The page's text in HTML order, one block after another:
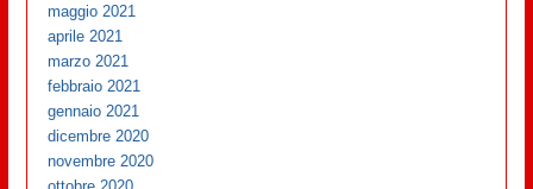
maggio 2021
aprile 2021
marzo 2021
febbraio 2021
gennaio 2021
dicembre 2020
novembre 2020